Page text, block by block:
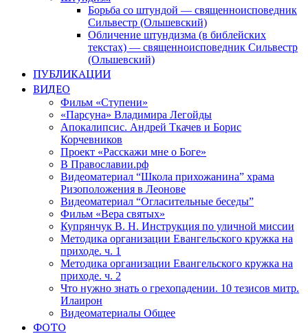
Борьба со штундой — священноисповедник
Сильвестр (Ольшевский)
Обличение штундизма (в библейских
текстах) — священноисповедник Сильвестр
(Ольшевский)
ПУБЛИКАЦИИ
ВИДЕО
Фильм «Ступени»
«Парсуна» Владимира Легойды
Апокалипсис. Андрей Ткачев и Борис
Корчевников
Проект «Расскажи мне о Боге»
В Православии.рф
Видеоматериал “Школа прихожанина” храма
Ризоположения в Леонове
Видеоматериал “Огласительные беседы”
Фильм «Вера святых»
Купрянчук В. Н. Инструкция по уличной миссии
Методика организации Евангельского кружка на
приходе. ч. 1
Методика организации Евангельского кружка на
приходе. ч. 2
Что нужно знать о грехопадении. 10 тезисов митр.
Илаирон
Видеоматериалы Общее
ФОТО